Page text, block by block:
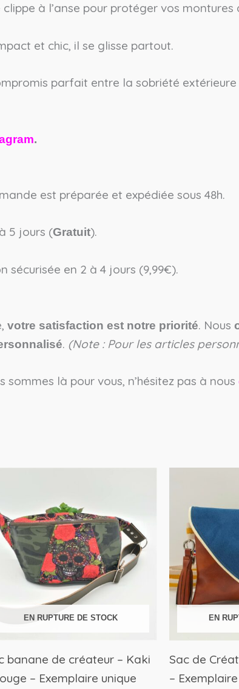
clippe à l’anse pour protéger vos montures
et chic, il se glisse partout.
parfait entre la sobriété
.
est préparée et expédiée sous 48h.
5 jours (Gratuit).
sécurisée en 2 à 4 jours (9,99€).
votre satisfaction est notre priorité. Nous
. (Note : Pour les articles
là pour vous, n’hésitez pas à nous
EN RUPTURE DE STOCK
banane de créateur – Kaki
– Exemplaire unique
EN
Sac de
–
était :